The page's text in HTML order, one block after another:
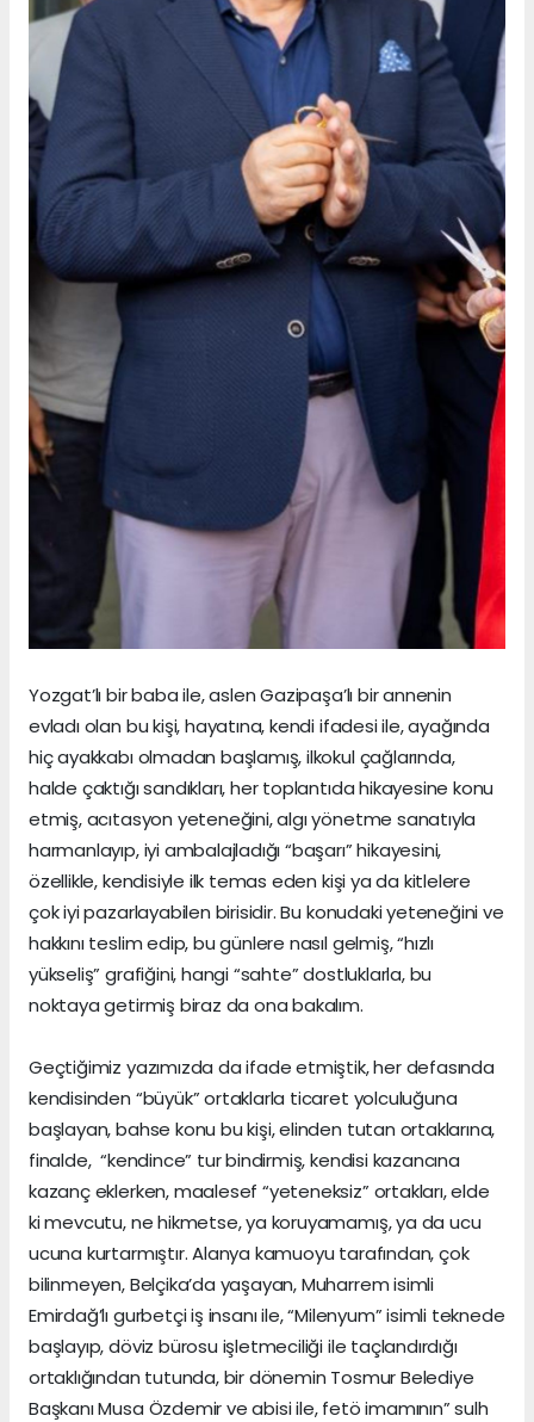
Yozgat’lı bir baba ile, aslen Gazipaşa’lı bir annenin
evladı olan bu kişi, hayatına, kendi ifadesi ile, ayağında
hiç ayakkabı olmadan başlamış, ilkokul çağlarında,
halde çaktığı sandıkları, her toplantıda hikayesine konu
etmiş, acıtasyon yeteneğini, algı yönetme sanatıyla
harmanlayıp, iyi ambalajladığı “başarı” hikayesini,
özellikle, kendisiyle ilk temas eden kişi ya da kitlelere
çok iyi pazarlayabilen birisidir. Bu konudaki yeteneğini ve
hakkını teslim edip, bu günlere nasıl gelmiş, “hızlı
yükseliş” grafiğini, hangi “sahte” dostluklarla, bu
noktaya getirmiş biraz da ona bakalım.
Geçtiğimiz yazımızda da ifade etmiştik, her defasında
kendisinden “büyük” ortaklarla ticaret yolculuğuna
başlayan, bahse konu bu kişi, elinden tutan ortaklarına,
finalde, “kendince” tur bindirmiş, kendisi kazancına
kazanç eklerken, maalesef “yeteneksiz” ortakları, elde
ki mevcutu, ne hikmetse, ya koruyamamış, ya da ucu
ucuna kurtarmıştır. Alanya kamuoyu tarafından, çok
bilinmeyen, Belçika’da yaşayan, Muharrem isimli
Emirdağ’lı gurbetçi iş insanı ile, “Milenyum” isimli teknede
başlayıp, döviz bürosu işletmeciliği ile taçlandırdığı
ortaklığından tutunda, bir dönemin Tosmur Belediye
Başkanı Musa Özdemir ve abisi ile, fetö imamının” sulh